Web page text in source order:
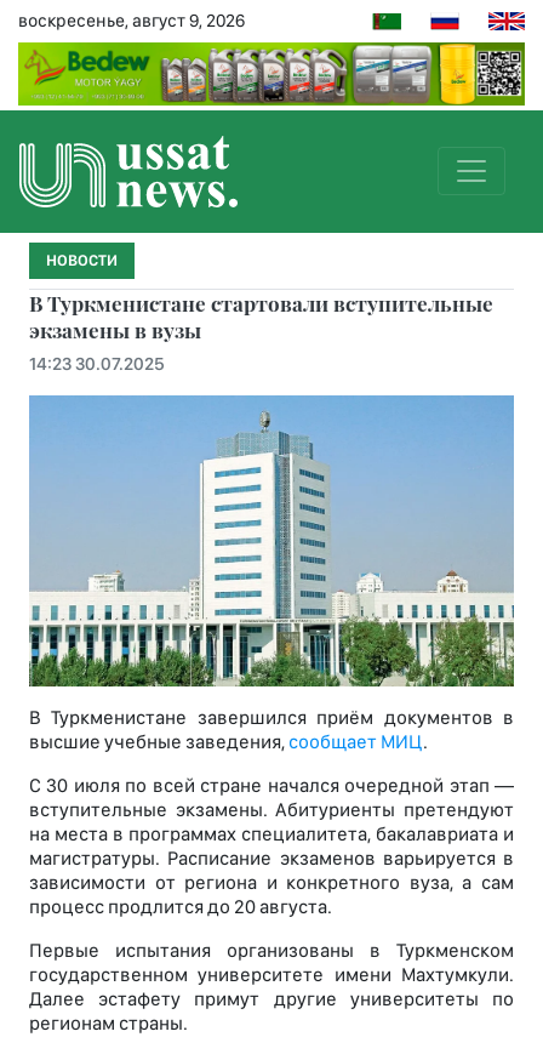
воскресенье, август 9, 2026
НОВОСТИ
В Туркменистане стартовали вступительные
экзамены в вузы
14:23 30.07.2025
В Туркменистане завершился приём документов в
высшие учебные заведения, сообщает МИЦ.
С 30 июля по всей стране начался очередной этап —
вступительные экзамены. Абитуриенты претендуют
на места в программах специалитета, бакалавриата и
магистратуры. Расписание экзаменов варьируется в
зависимости от региона и конкретного вуза, а сам
процесс продлится до 20 августа.
Первые испытания организованы в Туркменском
государственном университете имени Махтумкули.
Далее эстафету примут другие университеты по
регионам страны.